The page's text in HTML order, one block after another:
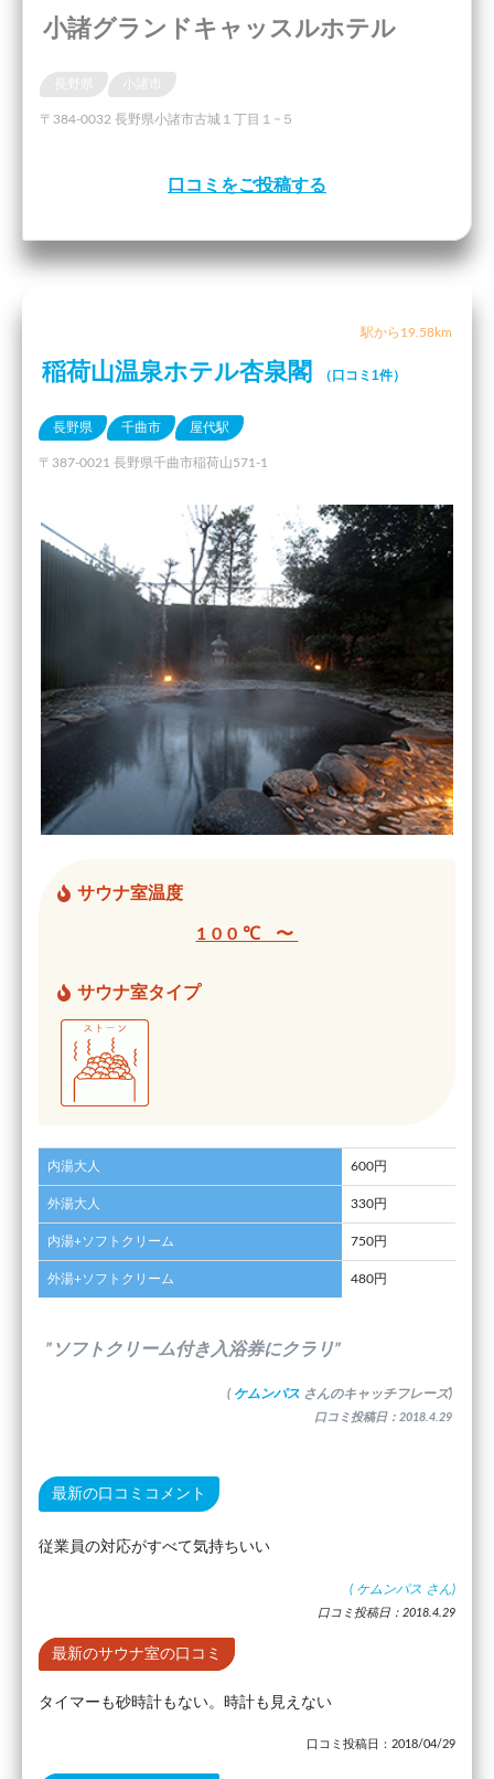
小諸グランドキャッスルホテル
〒384-0032 長野県小諸市古城１丁目１−５
口コミをご投稿する
駅から19.58km
稲荷山温泉ホテル杏泉閣 （口コミ1件）
長野県 千曲市 屋代駅
〒387-0021 長野県千曲市稲荷山571-1
サウナ室温度
100℃ 〜
サウナ室タイプ
内湯大人 600円
外湯大人 330円
内湯+ソフトクリーム 750円
外湯+ソフトクリーム 480円
”ソフトクリーム付き入浴券にクラリ”
( ケムンパス さんのキャッチフレーズ)
口コミ投稿日：2018.4.29
最新の口コミコメント
従業員の対応がすべて気持ちいい
( ケムンパス さん)
口コミ投稿日：2018.4.29
最新のサウナ室の口コミ
タイマーも砂時計もない。時計も見えない
口コミ投稿日：2018/04/29